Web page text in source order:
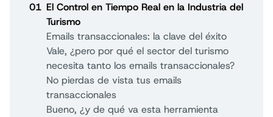
01 El Control en Tiempo Real en la Industria del
Turismo
Emails transaccionales: la clave del éxito
Vale, ¿pero por qué el sector del turismo
necesita tanto los emails transaccionales?
No pierdas de vista tus emails
transaccionales
Bueno, ¿y de qué va esta herramienta